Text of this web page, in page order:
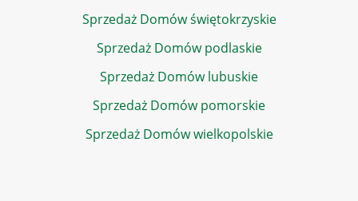
Sprzedaż Domów świętokrzyskie
Sprzedaż Domów podlaskie
Sprzedaż Domów lubuskie
Sprzedaż Domów pomorskie
Sprzedaż Domów wielkopolskie